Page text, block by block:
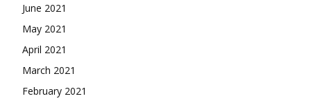
June 2021
May 2021
April 2021
March 2021
February 2021